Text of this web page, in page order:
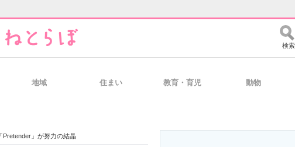
検索
地域 住まい 教育・育児 動物
」が努力の結晶